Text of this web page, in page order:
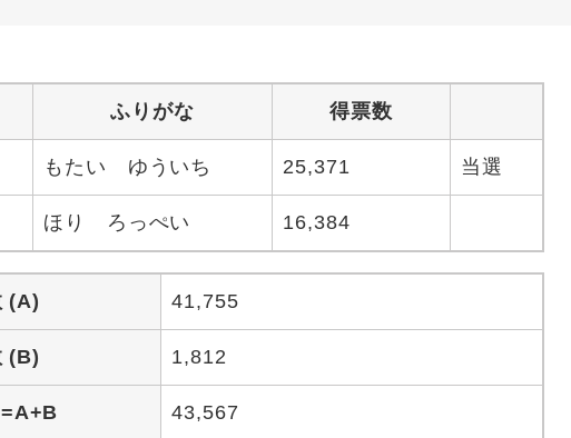
ふりがな 得票数
もたい ゆういち 25,371 当選
ほり ろっぺい 16,384
(A) 41,755
(B) 1,812
43,567